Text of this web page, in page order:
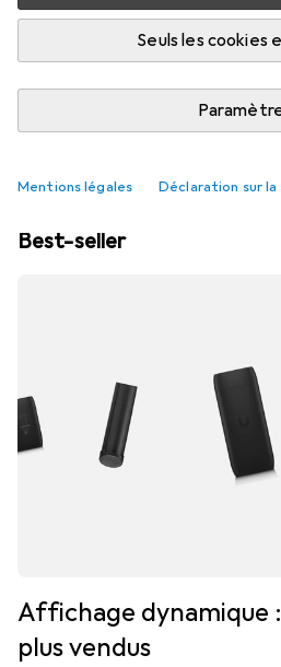
Seuls les cookies
Mentions légales Déclaration sur
Un bureau à la
attentes
Best-seller
Affichage dynamique
plus vendus